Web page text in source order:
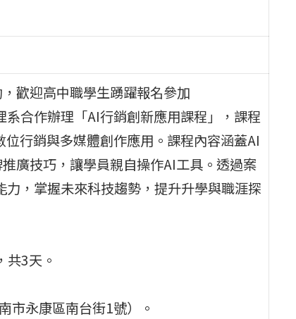
歡迎高中職學生踴躍報名參加
合作辦理「AI行銷創新應用課程」，課程
行銷與多媒體創作應用。課程內容涵蓋AI
廣技巧，讓學員親自操作AI工具。透過案
，掌握未來科技趨勢，提升升學與職涯探
3天。
市永康區南台街1號）。